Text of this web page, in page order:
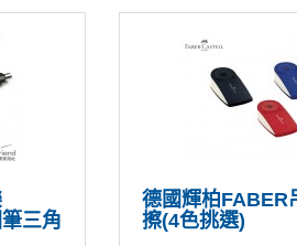
三角
德國輝柏FABER
擦(4色挑選)